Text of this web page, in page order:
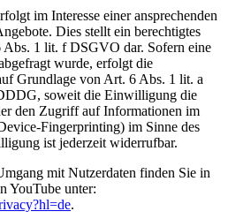
im Interesse einer ansprechenden
Dies stellt ein berechtigtes
Abs. 1 lit. f DSGVO dar. Sofern eine
wurde, erfolgt die
Grundlage von Art. 6 Abs. 1 lit. a
soweit die Einwilligung die
den Zugriff auf Informationen im
Fingerprinting) im Sinne des
ist jederzeit widerrufbar.
mit Nutzerdaten finden Sie in
YouTube unter:
.